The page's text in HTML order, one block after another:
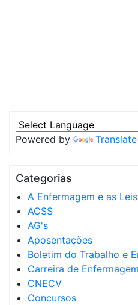
Powered by Translate
Categorias
A Enfermagem e as Leis
ACSS
AG's
Aposentações
Boletim do Trabalho e
Carreira de Enfermagem
CNECV
Concursos